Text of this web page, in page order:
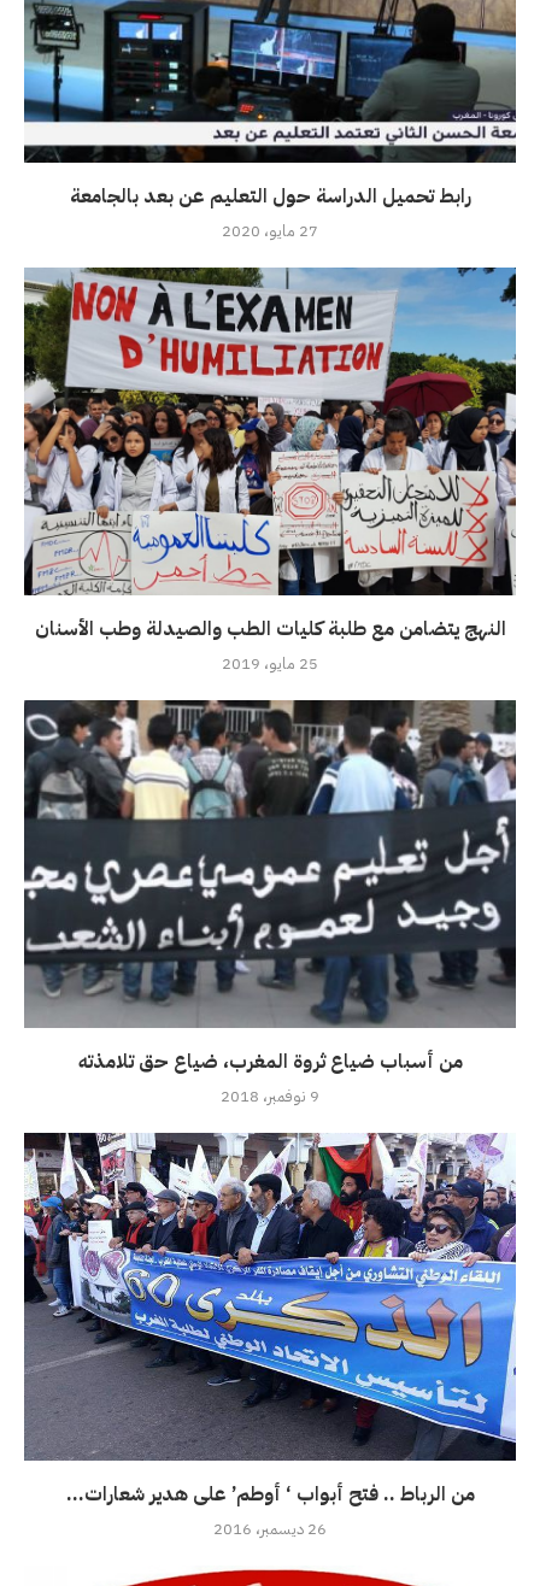
رابط تحميل الدراسة حول التعليم عن بعد بالجامعة
27 مايو، 2020
النهج يتضامن مع طلبة كليات الطب والصيدلة وطب الأسنان
25 مايو، 2019
من أسباب ضياع ثروة المغرب، ضياع حق تلامذته
9 نوفمبر، 2018
من الرباط .. فتح أبواب ‘ أوطم’ على هدير شعارات...
26 ديسمبر، 2016